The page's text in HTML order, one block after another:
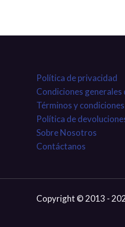
Política de privacidad
Condiciones generales
Términos y condiciones
Política de
Sobre Nosotros
Contáctanos
Copyright © 2013 -